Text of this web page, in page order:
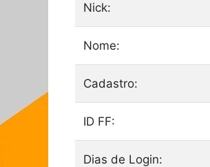
Nick:
Nome:
Cadastro:
ID FF:
Dias de Login: